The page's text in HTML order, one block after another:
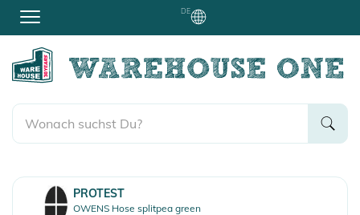
DE
PROTEST
OWENS Hose splitpea green